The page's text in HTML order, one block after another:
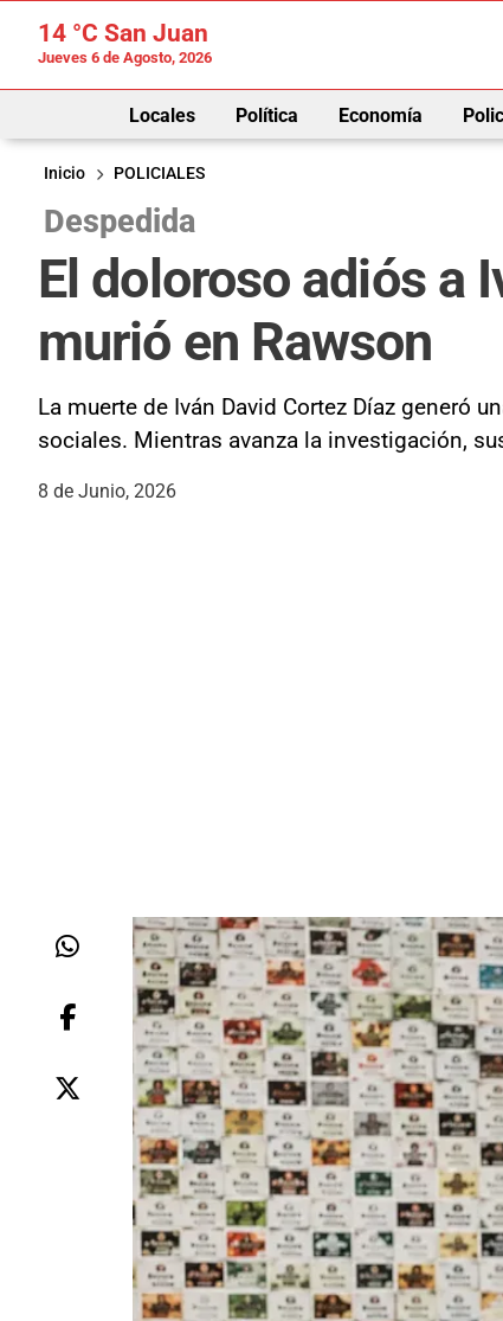
14 °C San Juan
Jueves 6 de Agosto, 2026
Locales Política Economía
Inicio
POLICIALES
Despedida
El doloroso adiós a
murió en Rawson
La muerte de Iván David Cortez Díaz generó
sociales. Mientras avanza la investigación,
8 de Junio, 2026